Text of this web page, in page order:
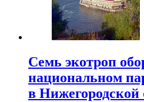
Семь экотроп
национальном
в Нижегородской